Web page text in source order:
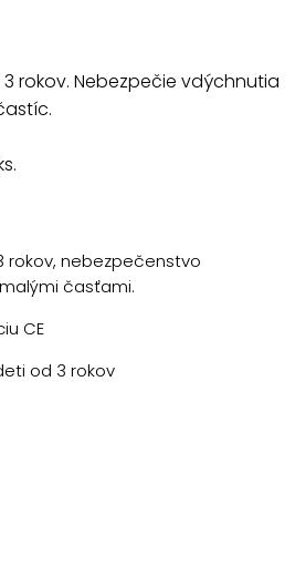
rokov. Nebezpečie vdýchnutia
rokov, nebezpečenstvo
časťami.
CE
od 3 rokov